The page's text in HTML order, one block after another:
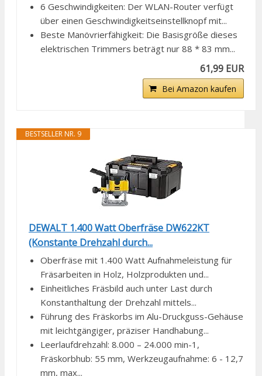
6 Geschwindigkeiten: Der WLAN-Router verfügt
über einen Geschwindigkeitseinstellknopf mit...
Beste Manövrierfähigkeit: Die Basisgröße dieses
elektrischen Trimmers beträgt nur 88 * 83 mm...
61,99 EUR
Bei Amazon kaufen
BESTSELLER NR. 9
DEWALT 1.400 Watt Oberfräse DW622KT
(Konstante Drehzahl durch...
Oberfräse mit 1.400 Watt Aufnahmeleistung für
Fräsarbeiten in Holz, Holzprodukten und...
Einheitliches Fräsbild auch unter Last durch
Konstanthaltung der Drehzahl mittels...
Führung des Fräskorbs im Alu-Druckguss-Gehäuse
mit leichtgängiger, präziser Handhabung...
Leerlaufdrehzahl: 8.000 – 24.000 min-1,
Fräskorbhub: 55 mm, Werkzeugaufnahme: 6 - 12,7
mm, max...